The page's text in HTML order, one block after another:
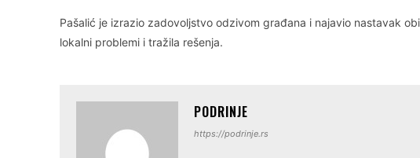
Pašalić je izrazio zadovoljstvo odzivom građana i najavio nastavak
lokalni problemi i tražila rešenja.
PODRINJE
https://podrinje.rs